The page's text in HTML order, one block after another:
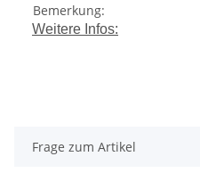
Bemerkung:
Weitere Infos:
Frage zum Artikel